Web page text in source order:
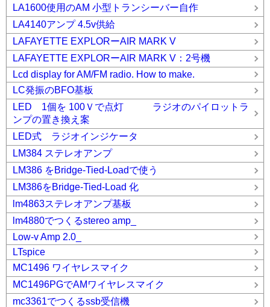
LA1600使用のAM 小型トランシーバー自作
LA4140アンプ 4.5v供給
LAFAYETTE EXPLORーAIR MARK V
LAFAYETTE EXPLORーAIR MARK V：2号機
Lcd display for AM/FM radio. How to make.
LC発振のBFO基板
LED 1個を 100Ｖで点灯 ラジオのパイロットラ
ンプの置き換え案
LED式 ラジオインジケータ
LM384 ステレオアンプ
LM386 をBridge-Tied-Loadで使う
LM386をBridge-Tied-Load 化
lm4863ステレオアンプ基板
lm4880でつくるstereo amp_
Low-v Amp 2.0_
LTspice
MC1496 ワイヤレスマイク
MC1496PGでAMワイヤレスマイク
mc3361でつくるssb受信機